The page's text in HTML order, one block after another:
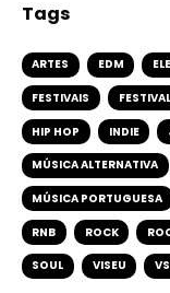
Tags
ARTES EDM
FESTIVAIS FESTIVAL
HIP HOP INDIE
MÚSICA ALTERNATIVA
MÚSICA PORTUGUESA
RNB ROCK
SOUL VISEU